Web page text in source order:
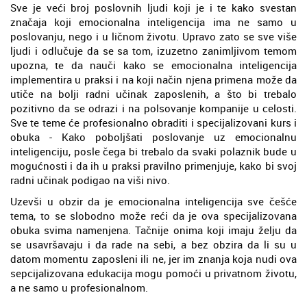
Sve je veći broj poslovnih ljudi koji je i te kako svestan
značaja koji emocionalna inteligencija ima ne samo u
poslovanju, nego i u ličnom životu. Upravo zato se sve više
ljudi i odlučuje da se sa tom, izuzetno zanimljivom temom
upozna, te da nauči kako se emocionalna inteligencija
implementira u praksi i na koji način njena primena može da
utiče na bolji radni učinak zaposlenih, a što bi trebalo
pozitivno da se odrazi i na polsovanje kompanije u celosti.
Sve te teme će profesionalno obraditi i specijalizovani kurs i
obuka - Kako poboljšati poslovanje uz emocionalnu
inteligenciju, posle čega bi trebalo da svaki polaznik bude u
mogućnosti i da ih u praksi pravilno primenjuje, kako bi svoj
radni učinak podigao na viši nivo.
Uzevši u obzir da je emocionalna inteligencija sve češće
tema, to se slobodno može reći da je ova specijalizovana
obuka svima namenjena. Tačnije onima koji imaju želju da
se usavršavaju i da rade na sebi, a bez obzira da li su u
datom momentu zaposleni ili ne, jer im znanja koja nudi ova
sepcijalizovana edukacija mogu pomoći u privatnom životu,
a ne samo u profesionalnom.